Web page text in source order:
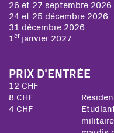
26 et 27 septembre 2026
24 et 25 décembre 2026
31 décembre 2026
1er janvier 2027
PRIX D'ENTRÉE
12 CHF
8 CHF
4 CHF